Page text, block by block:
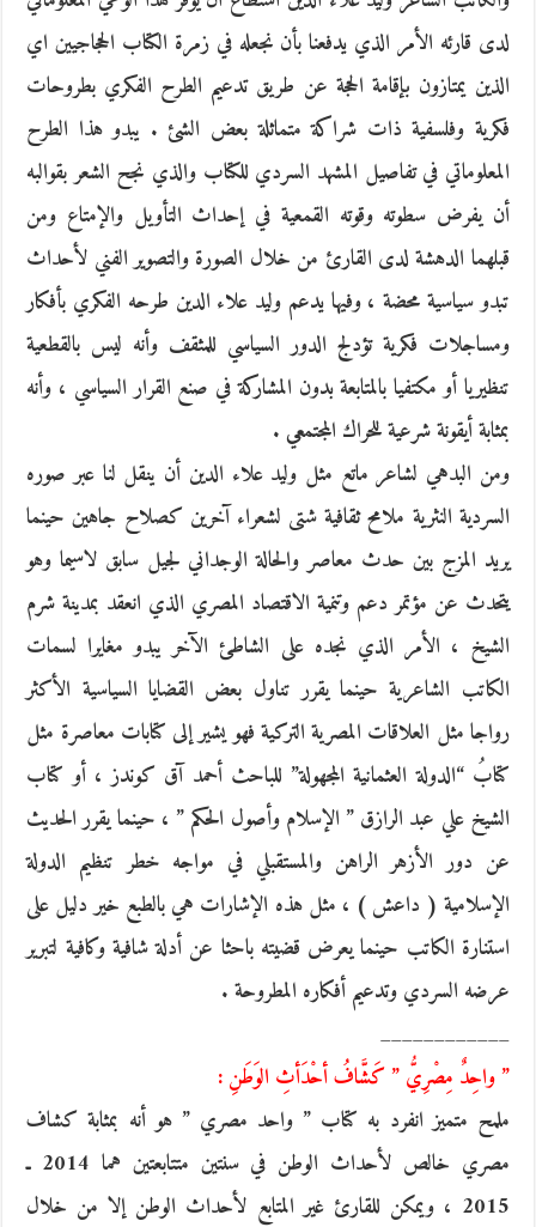
لدى قارئه الأمر الذي يدفعنا بأن نجعله في زمرة الكتاب الحجاجيين اي
الذين يمتازون بإقامة الحجة عن طريق تدعيم الطرح الفكري بطروحات
فكرية وفلسفية ذات شراكة متماثلة بعض الشئ . يبدو هذا الطرح
المعلوماتي في تفاصيل المشهد السردي للكتاب والذي نجح الشعر بقوالبه
أن يفرض سطوته وقوته القمعية في إحداث التأويل والإمتاع ومن
قبلهما الدهشة لدى القارئ من خلال الصورة والتصوير الفني لأحداث
تبدو سياسية محضة ، وفيها يدعم وليد علاء الدين طرحه الفكري بأفكار
ومساجلات فكرية تؤدلج الدور السياسي للمثقف وأنه ليس بالقطعية
تنظيريا أو مكتفيا بالمتابعة بدون المشاركة في صنع القرار السياسي ، وأنه
بمثابة أيقونة شرعية للحراك المجتمعي .
ومن البدهي لشاعر ماتع مثل وليد علاء الدين أن ينقل لنا عبر صوره
السردية النثرية ملامح ثقافية شتى لشعراء آخرين كصلاح جاهين حينما
يريد المزج بين حدث معاصر والحالة الوجداني لجيل سابق لاسيما وهو
يتحدث عن مؤتمر دعم وتنمية الاقتصاد المصري الذي انعقد بمدينة شرم
الشيخ ، الأمر الذي نجده على الشاطئ الآخر يبدو مغايرا لسمات
الكاتب الشاعرية حينما يقرر تناول بعض القضايا السياسية الأكثر
رواجا مثل العلاقات المصرية التركية فهو يشير إلى كتابات معاصرة مثل
كتابُ “الدولة العثمانية المجهولة” للباحث أحمد آق كوندز ، أو كتاب
الشيخ علي عبد الرازق ” الإسلام وأصول الحكم ” ، حينما يقرر الحديث
عن دور الأزهر الراهن والمستقبلي في مواجه خطر تنظيم الدولة
الإسلامية ( داعش ) ، مثل هذه الإشارات هي بالطبع خير دليل على
استنارة الكاتب حينما يعرض قضيته باحثا عن أدلة شافية وكافية لتبرير
عرضه السردي وتدعيم أفكاره المطروحة .
____________
” واحِدٌ مِصْرِيُّ ” كَشَّافُ أحْدَأثِ الوَطَنِ :
ملمح متميز انفرد به كتاب ” واحد مصري ” هو أنه بمثابة كشاف
مصري خالص لأحداث الوطن في سنتين متتابعتين هما 2014 ـ
2015 ، ويمكن للقارئ غير المتابع لأحداث الوطن إلا من خلال